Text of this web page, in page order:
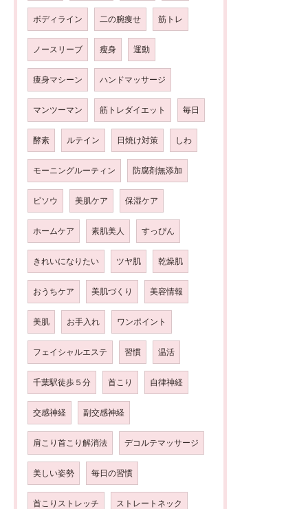
ボディライン 二の腕痩せ 筋トレ
ノースリーブ 瘦身 運動
痩身マシーン ハンドマッサージ
マンツーマン 筋トレダイエット 毎日
酵素 ルテイン 日焼け対策 しわ
モーニングルーティン 防腐剤無添加
ビソウ 美肌ケア 保湿ケア
ホームケア 素肌美人 すっぴん
きれいになりたい ツヤ肌 乾燥肌
おうちケア 美肌づくり 美容情報
美肌 お手入れ ワンポイント
フェイシャルエステ 習慣 温活
千葉駅徒歩５分 首こり 自律神経
交感神経 副交感神経
肩こり首こり解消法 デコルテマッサージ
美しい姿勢 毎日の習慣
首こりストレッチ ストレートネック